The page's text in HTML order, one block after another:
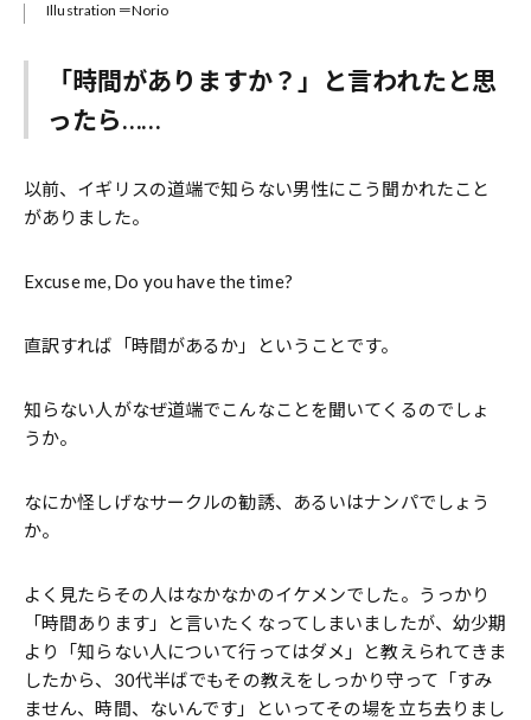
Illustration＝Norio
「時間がありますか？」と言われたと思
ったら……
以前、イギリスの道端で知らない男性にこう聞かれたこと
がありました。
Excuse me, Do you have the time?
直訳すれば「時間があるか」ということです。
知らない人がなぜ道端でこんなことを聞いてくるのでしょ
うか。
なにか怪しげなサークルの勧誘、あるいはナンパでしょう
か。
よく見たらその人はなかなかのイケメンでした。うっかり
「時間あります」と言いたくなってしまいましたが、幼少期
より「知らない人について行ってはダメ」と教えられてきま
したから、30代半ばでもその教えをしっかり守って「すみ
ません、時間、ないんです」といってその場を立ち去りまし